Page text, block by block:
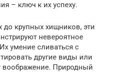
– ключ к их успеху.
крупных хищников, эти
невероятное
умение сливаться с
другие виды или
воображение. Природный